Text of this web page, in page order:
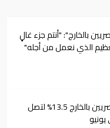
بالخارج": "أنتم جزء غالٍ
الذي نعمل من أجله"
ارتفاع تحويلات المصريين بالخارج 13.5% لتصل